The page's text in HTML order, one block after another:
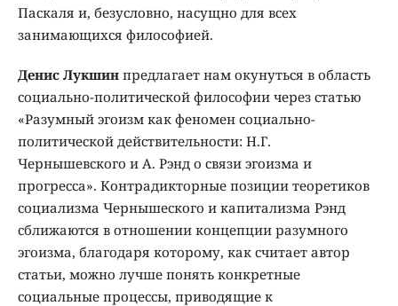
Паскаля и, безусловно, насущно для всех
занимающихся философией.
Денис Лукшин предлагает нам окунуться в область
социально-политической философии через статью
«Разумный эгоизм как феномен социально-
политической действительности: Н.Г.
Чернышевского и А. Рэнд о связи эгоизма и
прогресса». Контрадикторные позиции теоретиков
социализма Чернышеского и капитализма Рэнд
сближаются в отношении концепции разумного
эгоизма, благодаря которому, как считает автор
статьи, можно лучше понять конкретные
социальные процессы, приводящие к